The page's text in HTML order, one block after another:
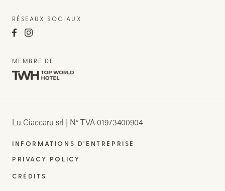
RÉSEAUX SOCIAUX
MEMBRE DE
Lu Ciaccaru srl N° TVA 01973400904
INFORMATIONS D'ENTREPRISE
PRIVACY POLICY
CRÉDITS